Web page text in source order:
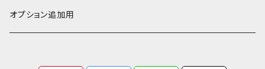
一万円以下の財布
ミニチュアキャスケット
ソフトレザーポーチ
パッチワーク・つぎはぎ
コードバン
駱駝革
赤系
★★★★★★ 最高ランク激レア高額素材！
ルーン占い
アイテムジャンルから探す
オプション追加用